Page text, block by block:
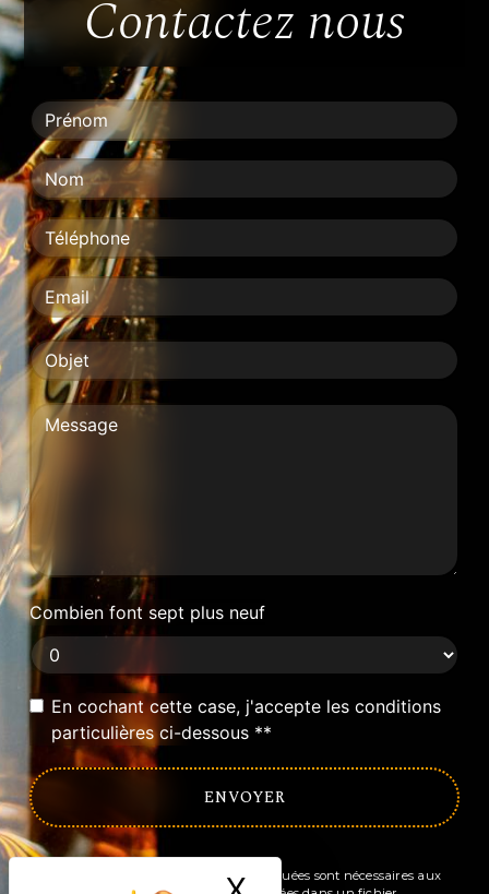
Contactez nous
Combien font sept plus neuf
En cochant cette case, j'accepte les conditions
particulières ci-dessous **
ENVOYER
** Les données personnelles communiquées sont nécessaires aux